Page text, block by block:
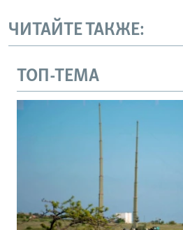
ЧИТАЙТЕ ТАКЖЕ:
ТОП-ТЕМА